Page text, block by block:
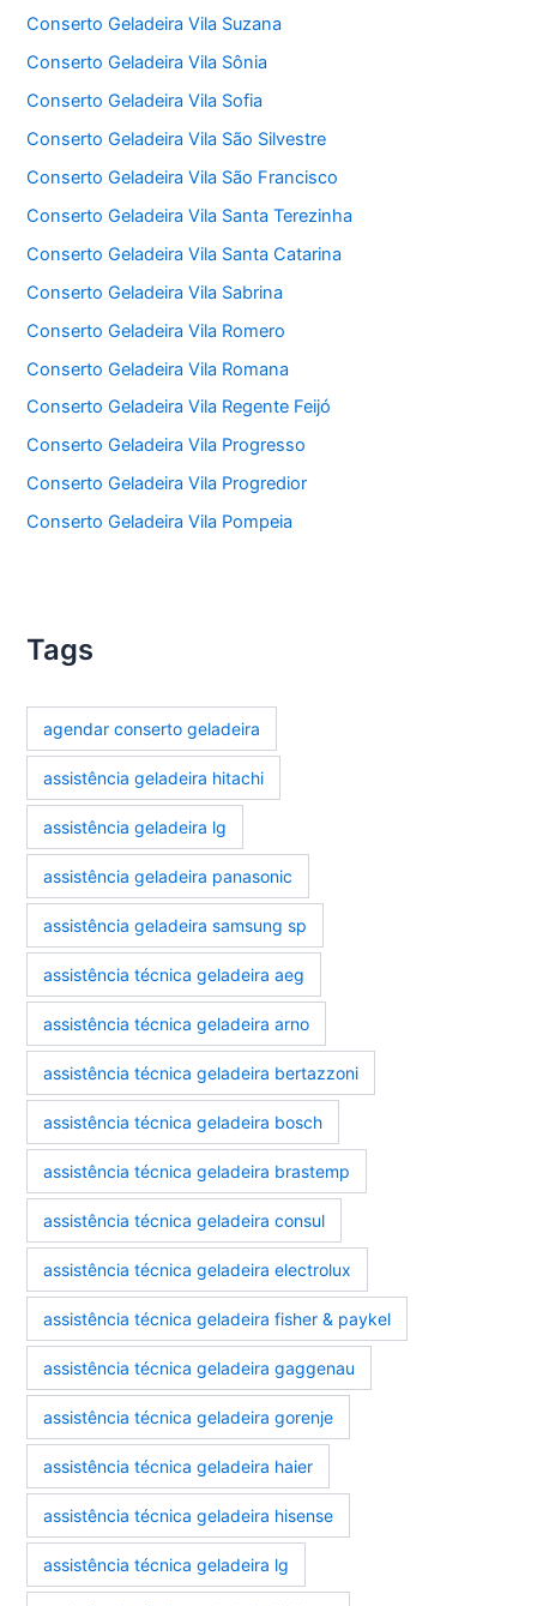
Conserto Geladeira Vila Suzana
Conserto Geladeira Vila Sônia
Conserto Geladeira Vila Sofia
Conserto Geladeira Vila São Silvestre
Conserto Geladeira Vila São Francisco
Conserto Geladeira Vila Santa Terezinha
Conserto Geladeira Vila Santa Catarina
Conserto Geladeira Vila Sabrina
Conserto Geladeira Vila Romero
Conserto Geladeira Vila Romana
Conserto Geladeira Vila Regente Feijó
Conserto Geladeira Vila Progresso
Conserto Geladeira Vila Progredior
Conserto Geladeira Vila Pompeia
Tags
agendar conserto geladeira
assistência geladeira hitachi
assistência geladeira lg
assistência geladeira panasonic
assistência geladeira samsung sp
assistência técnica geladeira aeg
assistência técnica geladeira arno
assistência técnica geladeira bertazzoni
assistência técnica geladeira bosch
assistência técnica geladeira brastemp
assistência técnica geladeira consul
assistência técnica geladeira electrolux
assistência técnica geladeira fisher & paykel
assistência técnica geladeira gaggenau
assistência técnica geladeira gorenje
assistência técnica geladeira haier
assistência técnica geladeira hisense
assistência técnica geladeira lg